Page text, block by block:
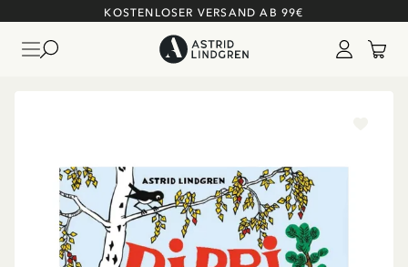
KOSTENLOSER VERSAND AB 99€